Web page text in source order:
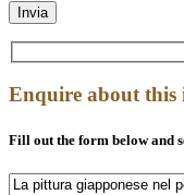
Enquire about this
Fill out the form below and